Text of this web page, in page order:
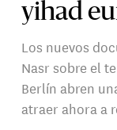
yihad
Los nuevos
Nasr sobre el
Berlín abren
atraer ahora a